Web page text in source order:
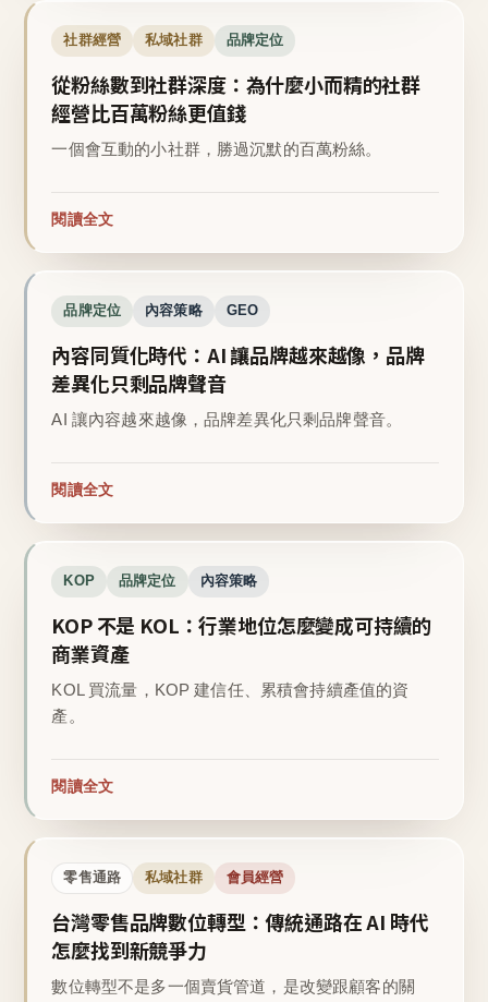
社群經營 私域社群 品牌定位
從粉絲數到社群深度：為什麼小而精的社群
經營比百萬粉絲更值錢
一個會互動的小社群，勝過沉默的百萬粉絲。
閱讀全文
品牌定位 內容策略 GEO
內容同質化時代：AI 讓品牌越來越像，品牌
差異化只剩品牌聲音
AI 讓內容越來越像，品牌差異化只剩品牌聲音。
閱讀全文
KOP 品牌定位 內容策略
KOP 不是 KOL：行業地位怎麼變成可持續的
商業資產
KOL 買流量，KOP 建信任、累積會持續產值的資
產。
閱讀全文
零售通路 私域社群 會員經營
台灣零售品牌數位轉型：傳統通路在 AI 時代
怎麼找到新競爭力
數位轉型不是多一個賣貨管道，是改變跟顧客的關